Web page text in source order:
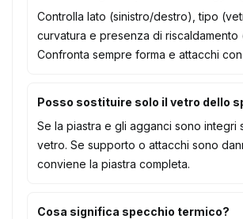
Controlla lato (sinistro/destro), tipo
curvatura e presenza di riscaldamento
Confronta sempre forma e attacchi
Posso sostituire solo il vetro dello
Se la piastra e gli agganci sono integri
vetro. Se supporto o attacchi sono
conviene la piastra completa.
Cosa significa specchio termico?